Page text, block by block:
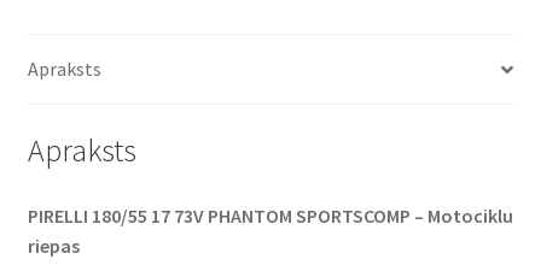
Apraksts
Apraksts
PIRELLI 180/55 17 73V PHANTOM SPORTSCOMP – Motociklu
riepas